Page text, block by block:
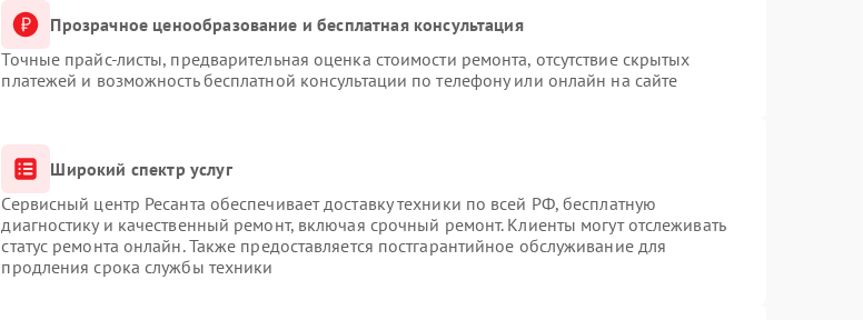
Прозрачное ценообразование и бесплатная консультация
Точные прайс-листы, предварительная оценка стоимости ремонта, отсутствие скрытых
платежей и возможность бесплатной консультации по телефону или онлайн на сайте
Широкий спектр услуг
Сервисный центр Ресанта обеспечивает доставку техники по всей РФ, бесплатную
диагностику и качественный ремонт, включая срочный ремонт. Клиенты могут отслеживать
статус ремонта онлайн. Также предоставляется постгарантийное обслуживание для
продления срока службы техники